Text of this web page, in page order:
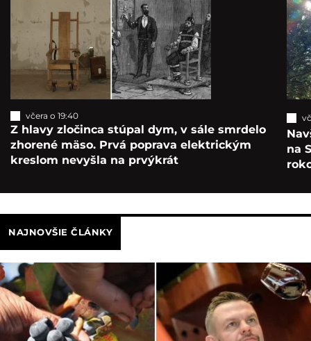
včera o 19:40
Z hlavy zločinca stúpal dym, v sále smrdelo
zhorené mäso. Prvá poprava elektrickým
kreslom nevyšla na prvýkrát
na
NAJNOVŠIE ČLÁNKY